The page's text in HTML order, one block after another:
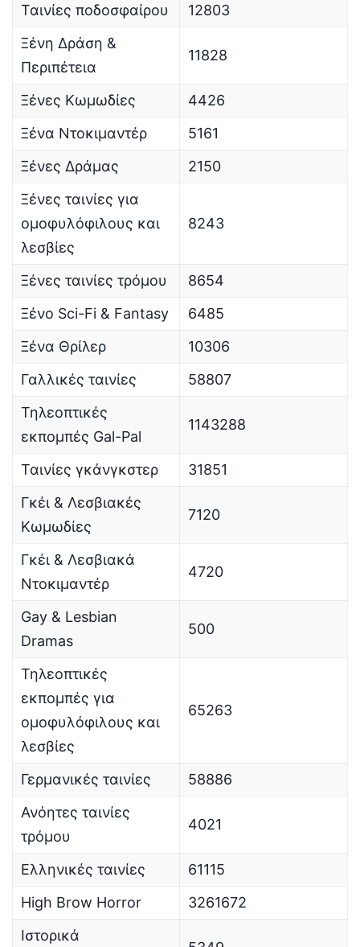
Ταινίες ποδοσφαίρου
12803
Ξένη Δράση &
Περιπέτεια
11828
Ξένες Κωμωδίες
4426
Ξένα Ντοκιμαντέρ
5161
Ξένες Δράμας
2150
Ξένες ταινίες για
ομοφυλόφιλους και
λεσβίες
8243
Ξένες ταινίες τρόμου
8654
Ξένο Sci-Fi & Fantasy
6485
Ξένα Θρίλερ
10306
Γαλλικές ταινίες
58807
Τηλεοπτικές
εκπομπές Gal-Pal
1143288
Ταινίες γκάνγκστερ
31851
Γκέι & Λεσβιακές
Κωμωδίες
7120
Γκέι & Λεσβιακά
Ντοκιμαντέρ
4720
Gay & Lesbian
Dramas
500
Τηλεοπτικές
εκπομπές για
ομοφυλόφιλους και
λεσβίες
65263
Γερμανικές ταινίες
58886
Ανόητες ταινίες
τρόμου
4021
Ελληνικές ταινίες
61115
High Brow Horror
3261672
Ιστορικά